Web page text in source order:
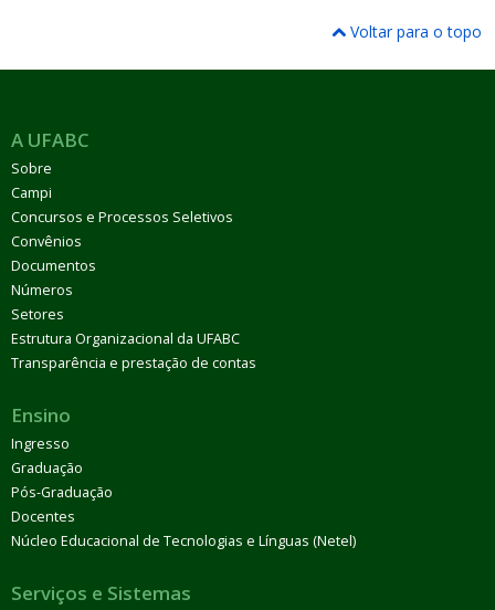
Voltar para o topo
A UFABC
Sobre
Campi
Concursos e Processos Seletivos
Convênios
Documentos
Números
Setores
Estrutura Organizacional da UFABC
Transparência e prestação de contas
Ensino
Ingresso
Graduação
Pós-Graduação
Docentes
Núcleo Educacional de Tecnologias e Línguas (Netel)
Serviços e Sistemas